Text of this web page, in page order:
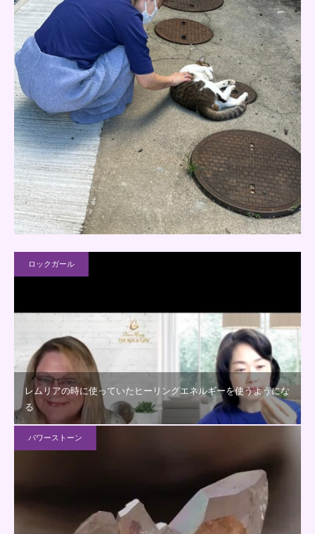
ロックガール
レムリアの時に使っていたヒーリングエネルギーを使うようにな
る
パワーストーン